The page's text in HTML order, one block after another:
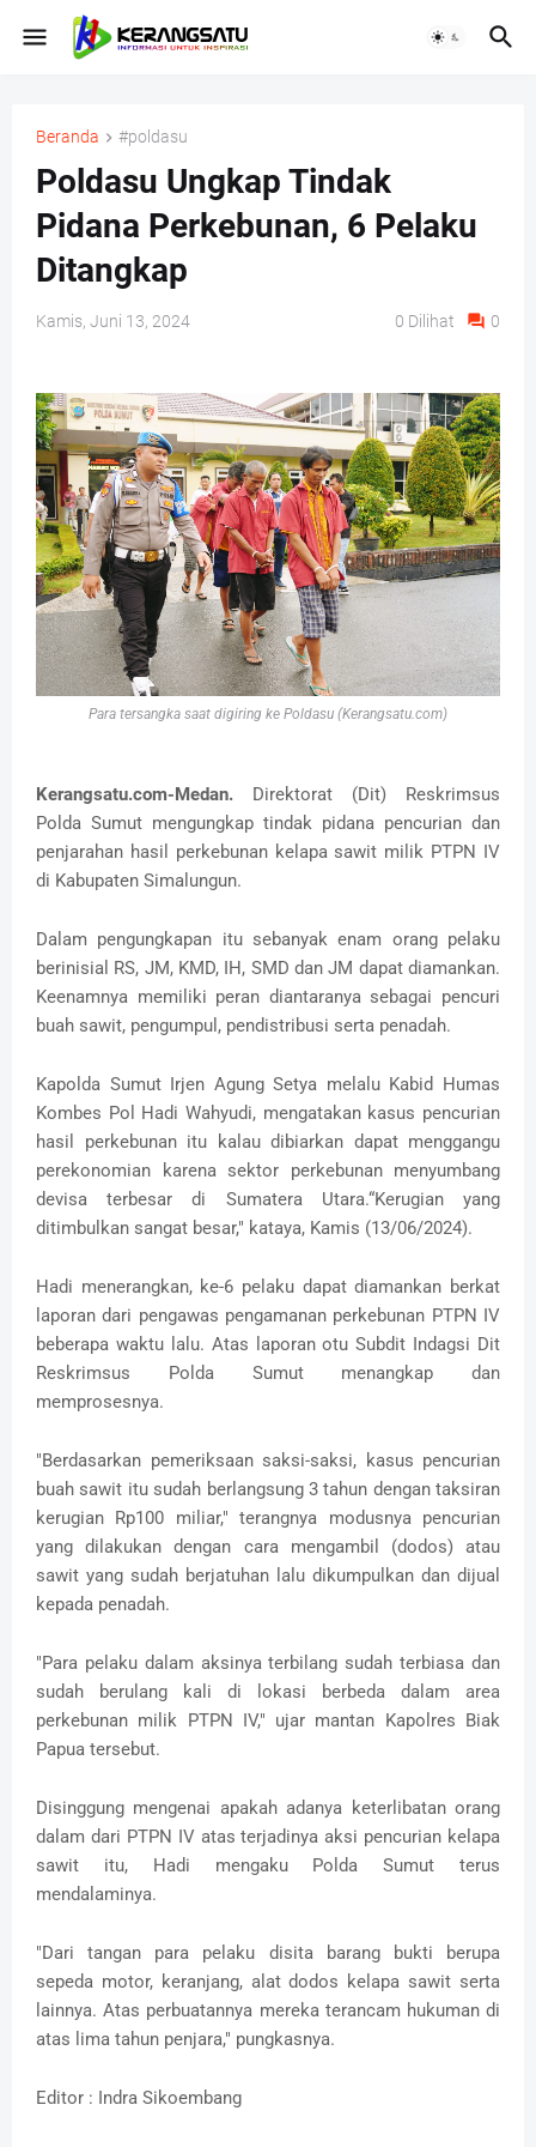
Beranda #poldasu
Poldasu Ungkap Tindak
Pidana Perkebunan, 6 Pelaku
Ditangkap
Kamis, Juni 13, 2024 0 Dilihat 0
Para tersangka saat digiring ke Poldasu (Kerangsatu.com)
Kerangsatu.com-Medan. Direktorat (Dit) Reskrimsus
Polda Sumut mengungkap tindak pidana pencurian dan
penjarahan hasil perkebunan kelapa sawit milik PTPN IV
di Kabupaten Simalungun.
Dalam pengungkapan itu sebanyak enam orang pelaku
berinisial RS, JM, KMD, IH, SMD dan JM dapat diamankan.
Keenamnya memiliki peran diantaranya sebagai pencuri
buah sawit, pengumpul, pendistribusi serta penadah.
Kapolda Sumut Irjen Agung Setya melalu Kabid Humas
Kombes Pol Hadi Wahyudi, mengatakan kasus pencurian
hasil perkebunan itu kalau dibiarkan dapat menggangu
perekonomian karena sektor perkebunan menyumbang
devisa terbesar di Sumatera Utara.“Kerugian yang
ditimbulkan sangat besar," kataya, Kamis (13/06/2024).
Hadi menerangkan, ke-6 pelaku dapat diamankan berkat
laporan dari pengawas pengamanan perkebunan PTPN IV
beberapa waktu lalu. Atas laporan otu Subdit Indagsi Dit
Reskrimsus Polda Sumut menangkap dan
memprosesnya.
"Berdasarkan pemeriksaan saksi-saksi, kasus pencurian
buah sawit itu sudah berlangsung 3 tahun dengan taksiran
kerugian Rp100 miliar," terangnya modusnya pencurian
yang dilakukan dengan cara mengambil (dodos) atau
sawit yang sudah berjatuhan lalu dikumpulkan dan dijual
kepada penadah.
"Para pelaku dalam aksinya terbilang sudah terbiasa dan
sudah berulang kali di lokasi berbeda dalam area
perkebunan milik PTPN IV," ujar mantan Kapolres Biak
Papua tersebut.
Disinggung mengenai apakah adanya keterlibatan orang
dalam dari PTPN IV atas terjadinya aksi pencurian kelapa
sawit itu, Hadi mengaku Polda Sumut terus
mendalaminya.
"Dari tangan para pelaku disita barang bukti berupa
sepeda motor, keranjang, alat dodos kelapa sawit serta
lainnya. Atas perbuatannya mereka terancam hukuman di
atas lima tahun penjara," pungkasnya.
Editor : Indra Sikoembang